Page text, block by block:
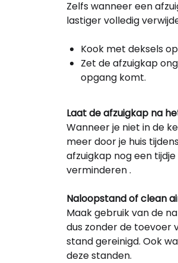
Zelfs wanneer een
lastiger volledig
Kook met deksels
Zet de afzuigkap
opgang komt.
Laat de afzuigkap na
Wanneer je niet in de
meer door je huis
afzuigkap nog een
verminderen .
Naloopstand of clean
Maak gebruik van de
dus zonder de toevoer
stand gereinigd. Ook
deze standen.